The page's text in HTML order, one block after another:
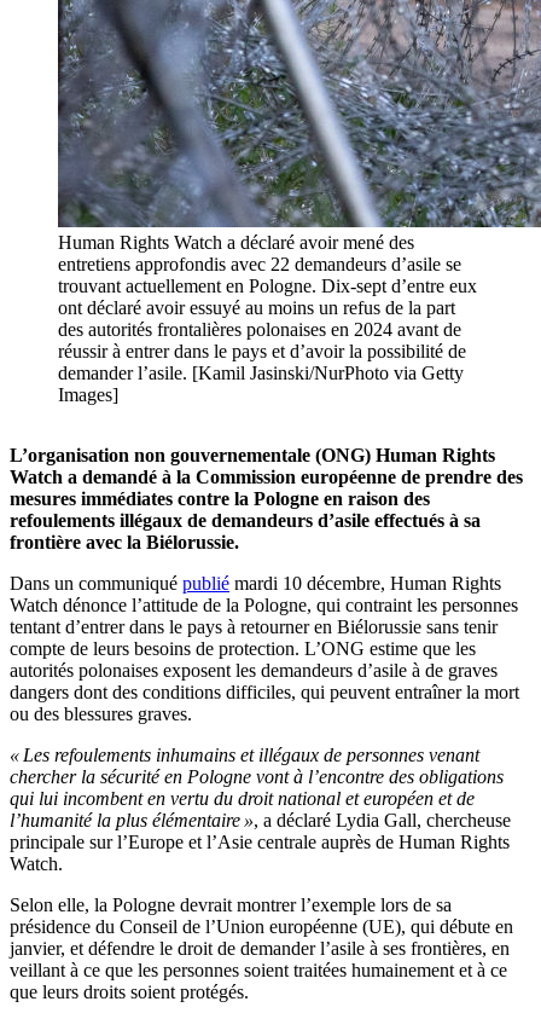
Human Rights Watch a déclaré avoir mené des
entretiens approfondis avec 22 demandeurs d’asile se
trouvant actuellement en Pologne. Dix-sept d’entre eux
ont déclaré avoir essuyé au moins un refus de la part
des autorités frontalières polonaises en 2024 avant de
réussir à entrer dans le pays et d’avoir la possibilité de
demander l’asile. [Kamil Jasinski/NurPhoto via Getty
Images]
L’organisation non gouvernementale (ONG) Human Rights
Watch a demandé à la Commission européenne de prendre des
mesures immédiates contre la Pologne en raison des
refoulements illégaux de demandeurs d’asile effectués à sa
frontière avec la Biélorussie.
Dans un communiqué publié mardi 10 décembre, Human Rights
Watch dénonce l’attitude de la Pologne, qui contraint les personnes
tentant d’entrer dans le pays à retourner en Biélorussie sans tenir
compte de leurs besoins de protection. L’ONG estime que les
autorités polonaises exposent les demandeurs d’asile à de graves
dangers dont des conditions difficiles, qui peuvent entraîner la mort
ou des blessures graves.
« Les refoulements inhumains et illégaux de personnes venant
chercher la sécurité en Pologne vont à l’encontre des obligations
qui lui incombent en vertu du droit national et européen et de
l’humanité la plus élémentaire », a déclaré Lydia Gall, chercheuse
principale sur l’Europe et l’Asie centrale auprès de Human Rights
Watch.
Selon elle, la Pologne devrait montrer l’exemple lors de sa
présidence du Conseil de l’Union européenne (UE), qui débute en
janvier, et défendre le droit de demander l’asile à ses frontières, en
veillant à ce que les personnes soient traitées humainement et à ce
que leurs droits soient protégés.